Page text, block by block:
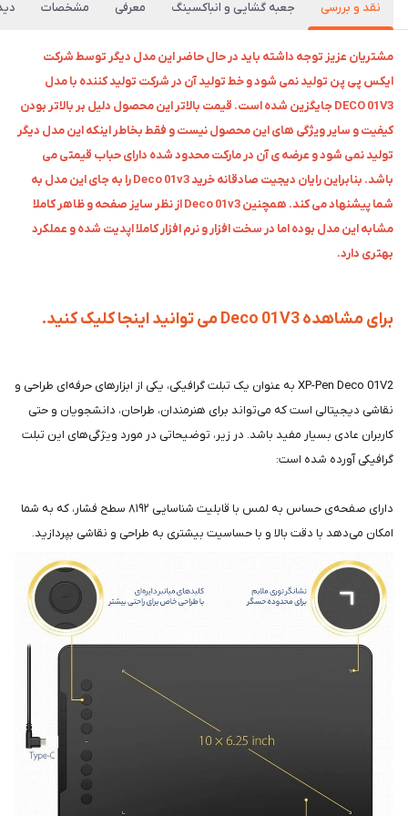
نقد و بررسی جعبه گشایی و انباکسینگ معرفی مشخصات
مشتریان عزیز توجه داشته باید در حال حاضر این مدل دیگر توسط شرکت
ایکس پی پن تولید نمی شود و خط تولید آن در شرکت تولید کننده با مدل
DECO 01V3 جایگزین شده است. قیمت بالاتر این محصول دلیل بر بالاتر بودن
کیفیت و سایر ویژگی های این محصول نیست و فقط بخاطر اینکه این مدل دیگر
تولید نمی شود و عرضه ی آن در مارکت محدود شده دارای حباب قیمتی می
باشد. بنابراین رایان دیجیت صادقانه خرید Deco 01v3 را به جای این مدل به
شما پیشنهاد می کند. همچنین Deco 01v3 از نظر سایز صفحه و ظاهر کاملا
مشابه این مدل بوده اما در سخت افزار و نرم افزار کاملا اپدیت شده و عملکرد
بهتری دارد.
برای مشاهده Deco 01V3 می توانید اینجا کلیک کنید.
XP-Pen Deco 01V2 به عنوان یک تبلت گرافیکی، یکی از ابزارهای حرفه‌ای طراحی و
نقاشی دیجیتالی است که می‌تواند برای هنرمندان، طراحان، دانشجویان و حتی
کاربران عادی بسیار مفید باشد. در زیر، توضیحاتی در مورد ویژگی‌های این تبلت
گرافیکی آورده شده است:
دارای صفحه‌ی حساس به لمس با قابلیت شناسایی ۸۱۹۲ سطح فشار، که به شما
امکان می‌دهد با دقت بالا و با حساسیت بیشتری به طراحی و نقاشی بپردازید.